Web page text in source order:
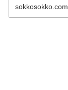
sokkosokko.com